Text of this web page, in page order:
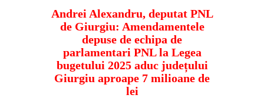
economic, editoriale giurgiu, dezvaluiri,
soc, cancan, stiri locale
Andrei Alexandru, deputat PNL
de Giurgiu: Amendamentele
depuse de echipa de
parlamentari PNL la Legea
bugetului 2025 aduc județului
Giurgiu aproape 7 milioane de
lei